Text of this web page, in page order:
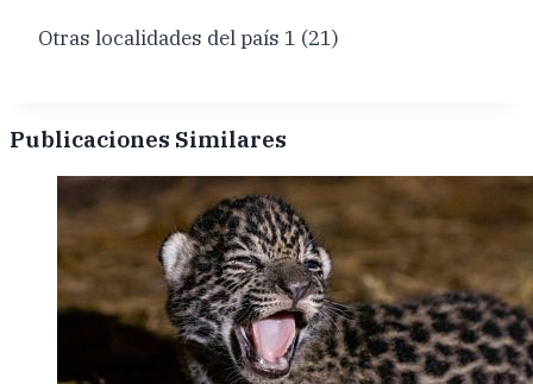
Otras localidades del país 1 (21)
Publicaciones Similares